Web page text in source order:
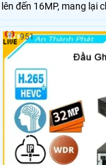
lên đến 16MP, mang lại
nét. Đầu ghi hình được
trợ dung lượng tối đa
trữ lớn. Đây là lựa chọn
giám sát chuyên nghiệp
giá rẻ.
951